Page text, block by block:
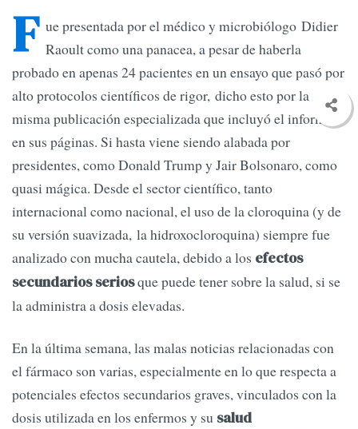
F ue presentada por el médico y microbiólogo Didier
Raoult como una panacea, a pesar de haberla
probado en apenas 24 pacientes en un ensayo que pasó por
alto protocolos científicos de rigor, dicho esto por la
misma publicación especializada que incluyó el informe
en sus páginas. Si hasta viene siendo alabada por
presidentes, como Donald Trump y Jair Bolsonaro, como
quasi mágica. Desde el sector científico, tanto
internacional como nacional, el uso de la cloroquina (y de
su versión suavizada, la hidroxocloroquina) siempre fue
analizado con mucha cautela, debido a los efectos
secundarios seriosque puede tener sobre la salud, si se
la administra a dosis elevadas.
En la última semana, las malas noticias relacionadas con
el fármaco son varias, especialmente en lo que respecta a
potenciales efectos secundarios graves, vinculados con la
dosis utilizada en los enfermos y su salud